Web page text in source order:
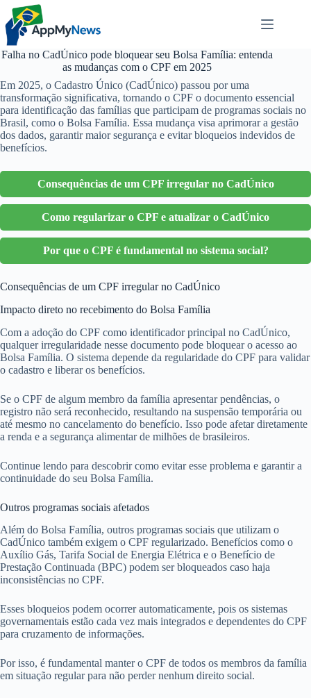
Pular
para
conteúdo
Falha no CadÚnico pode bloquear seu Bolsa Família: entenda
as mudanças com o CPF em 2025
Em 2025, o Cadastro Único (CadÚnico) passou por uma
transformação significativa, tornando o CPF o documento essencial
para identificação das famílias que participam de programas sociais no
Brasil, como o Bolsa Família. Essa mudança visa aprimorar a gestão
dos dados, garantir maior segurança e evitar bloqueios indevidos de
benefícios.
Consequências de um CPF irregular no CadÚnico
Como regularizar o CPF e atualizar o CadÚnico
Por que o CPF é fundamental no sistema social?
Consequências de um CPF irregular no CadÚnico
Impacto direto no recebimento do Bolsa Família
Com a adoção do CPF como identificador principal no CadÚnico,
qualquer irregularidade nesse documento pode bloquear o acesso ao
Bolsa Família. O sistema depende da regularidade do CPF para validar
o cadastro e liberar os benefícios.
Se o CPF de algum membro da família apresentar pendências, o
registro não será reconhecido, resultando na suspensão temporária ou
até mesmo no cancelamento do benefício. Isso pode afetar diretamente
a renda e a segurança alimentar de milhões de brasileiros.
Continue lendo para descobrir como evitar esse problema e garantir a
continuidade do seu Bolsa Família.
Outros programas sociais afetados
Além do Bolsa Família, outros programas sociais que utilizam o
CadÚnico também exigem o CPF regularizado. Benefícios como o
Auxílio Gás, Tarifa Social de Energia Elétrica e o Benefício de
Prestação Continuada (BPC) podem ser bloqueados caso haja
inconsistências no CPF.
Esses bloqueios podem ocorrer automaticamente, pois os sistemas
governamentais estão cada vez mais integrados e dependentes do CPF
para cruzamento de informações.
Por isso, é fundamental manter o CPF de todos os membros da família
em situação regular para não perder nenhum direito social.